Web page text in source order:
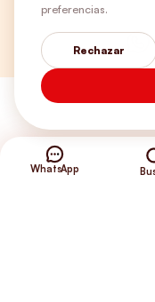
WhatsApp
preferencias.
Rechazar